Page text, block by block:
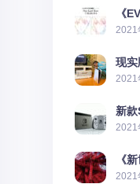
《
2021
现
2021
新
2021
《
2021